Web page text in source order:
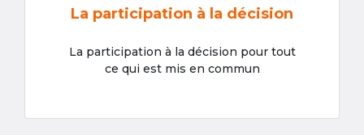
La participation à la décision
La participation à la décision pour tout
ce qui est mis en commun